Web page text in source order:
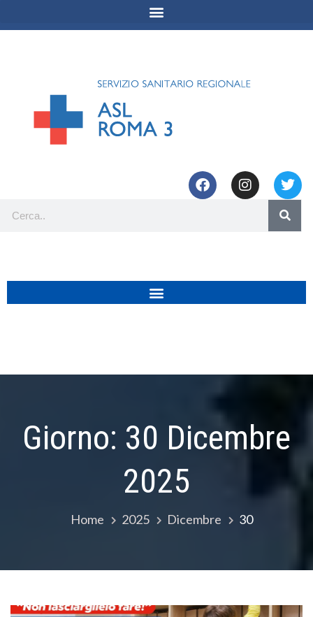
Giorno: 30 Dicembre
2025
Home 2025 Dicembre 30